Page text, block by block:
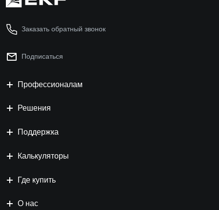
Заказать обратный звонок
Подписаться
Профессионалам
Решения
Поддержка
Калькуляторы
Где купить
О нас